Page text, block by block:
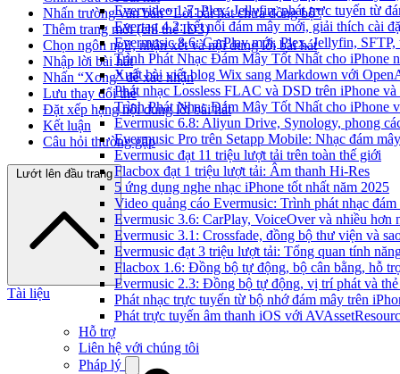
Evervideo 1.7: Plex, Jellyfin, phát trực tuyến từ
Evertag 4.2: kết nối đám mây mới, giải thích cài
Evermusic 8.6: CarPlay mới, Plex, Jellyfin,
Trình Phát Nhạc Đám Mây Tốt Nhất cho iPhone
Xuất bài viết blog Wix sang Markdown với
Phát nhạc Lossless FLAC và DSD trên iPhone
Trình Phát Nhạc Đám Mây Tốt Nhất cho iPhone
Evermusic 6.8: Aliyun Drive, Synology, phong
Evermusic Pro trên Setapp Mobile: Nhạc đám
Evermusic đạt 11 triệu lượt tải trên toàn thế giới
Flacbox đạt 1 triệu lượt tải: Âm thanh Hi-Res
5 ứng dụng nghe nhạc iPhone tốt nhất năm 2025
Video quảng cáo Evermusic: Trình phát nhạc đám
Evermusic 3.6: CarPlay, VoiceOver và nhiều hơn
Evermusic 3.1: Crossfade, đồng bộ thư viện và
Evermusic đạt 3 triệu lượt tải: Tổng quan tính
Flacbox 1.6: Đồng bộ tự động, bộ cân bằng, hỗ
Evermusic 2.3: Đồng bộ tự động, vị trí phát và thẻ
Phát nhạc trực tuyến từ bộ nhớ đám mây trên
Phát trực tuyến âm thanh iOS với
Hỗ trợ
Liên hệ với chúng tôi
Pháp lý
Nhấn trường văn bản “Lời bài hát chưa đồng bộ”
Thêm trang mới (chỉ thẻ ID3)
Chọn ngôn ngữ, nhận xét và nội dung lời bài hát
Nhập lời bài hát
Nhấn “Xong” để xác nhận
Lưu thay đổi thẻ
Đặt xếp hạng nội dung lời bài hát
Kết luận
Câu hỏi thường gặp
Lướt lên đầu trang
Tài liệu